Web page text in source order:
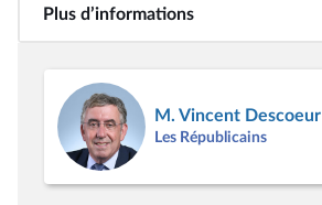
Plus d’informations
M. Vincent Descoeur
Les Républicains